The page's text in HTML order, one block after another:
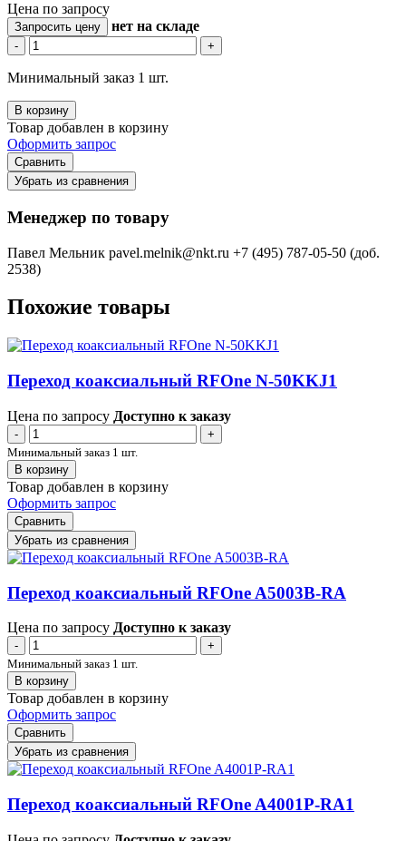
Цена по запросу
Запросить цену нет на складе
- +
Минимальный заказ 1 шт.
В корзину
Товар добавлен в корзину
Оформить запрос
Сравнить
Убрать из сравнения
Менеджер по товару
Павел Мельник pavel.melnik@nkt.ru +7 (495) 787-05-50 (доб.
2538)
Похожие товары
Переход коаксиальный RFOne N-50KKJ1
Цена по запросу Доступно к заказу
-
+
Минимальный заказ 1 шт.
В корзину
Товар добавлен в корзину
Оформить запрос
Сравнить
Убрать из сравнения
Переход коаксиальный RFOne A5003B-RA
Цена по запросу Доступно к заказу
-
+
Минимальный заказ 1 шт.
В корзину
Товар добавлен в корзину
Оформить запрос
Сравнить
Убрать из сравнения
Переход коаксиальный RFOne A4001P-RA1